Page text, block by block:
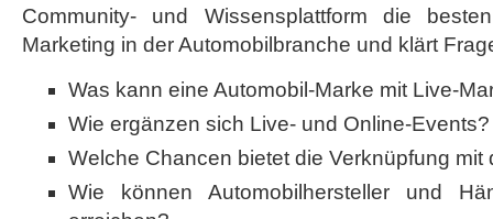
Community- und Wissensplattform die
Marketing in der Automobilbranche und klärt
Was kann eine Automobil-Marke mit Live-
Wie ergänzen sich Live- und Online-Events?
Welche Chancen bietet die Verknüpfung mit
Wie können Automobilhersteller und